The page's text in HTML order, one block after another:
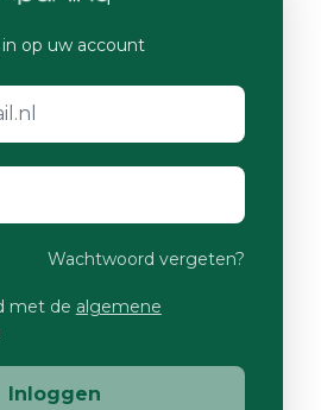
op uw account
Wachtwoord vergeten?
met de algemene
Inloggen